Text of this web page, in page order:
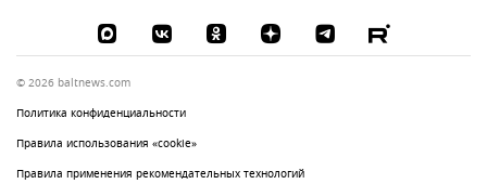
© 2026 baltnews.com
Политика конфиденциальности
Правила использования «cookie»
Правила применения рекомендательных технологий